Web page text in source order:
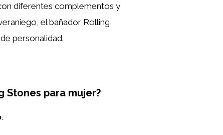
diferentes complementos y
el bañador Rolling
personalidad.
Stones para mujer?
.